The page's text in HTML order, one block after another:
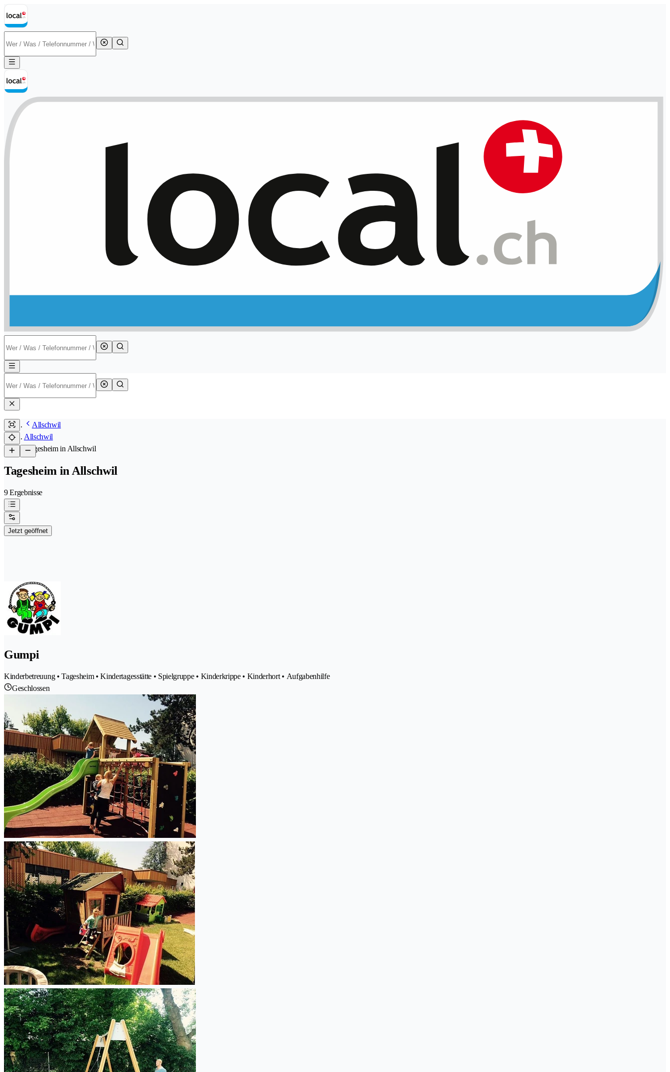
Allschwil
Allschwil
/Tagesheim in Allschwil
Tagesheim in Allschwil
9 Ergebnisse
Jetzt geöffnet
Gumpi
Kinderbetreuung • Tagesheim • Kindertagesstätte • Spielgruppe • Kinderkrippe • Kinderhort • Aufgabenhilfe
Geschlossen